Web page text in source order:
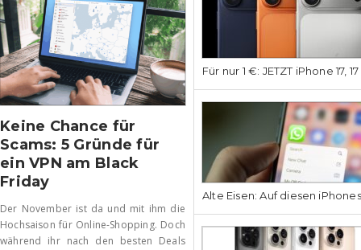
Keine Chance für
Scams: 5 Gründe für
ein VPN am Black
Friday
Der November ist da und mit ihm die
Hochsaison für Online-Shopping. Doch
während ihr nach den besten Deals
Für nur 1 €: JETZT iPhone 17,
Alte Eisen: Auf diesen